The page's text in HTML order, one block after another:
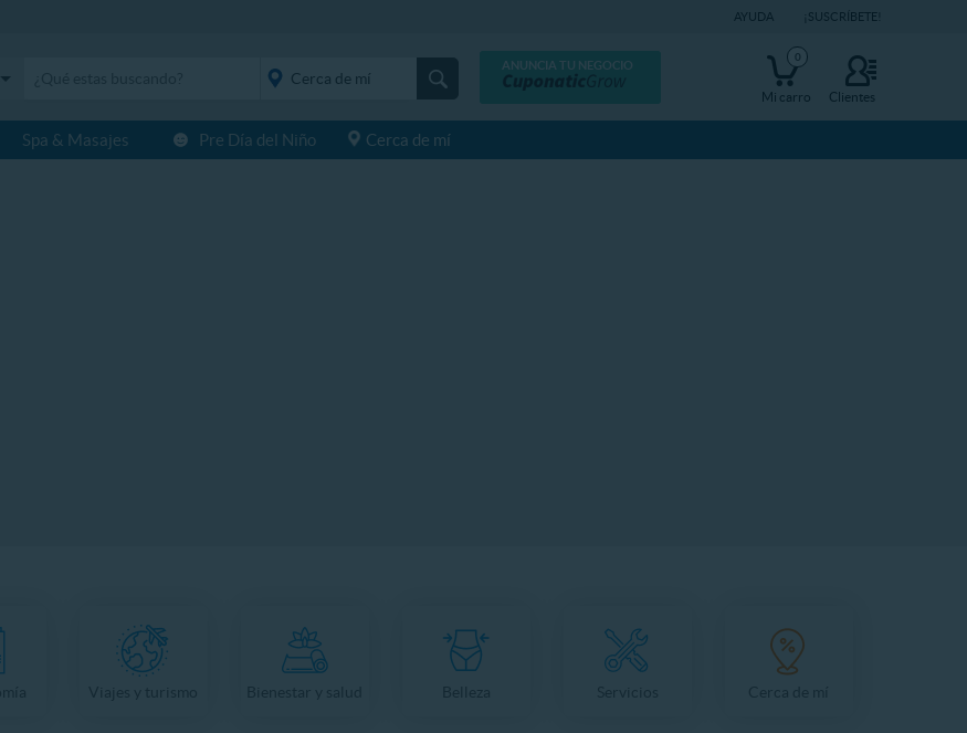
AYUDA ¡SUSCRÍBETE!
ANUNCIA TU NEGOCIO
Clientes
placeholder="Todo el
0
Mi carro
Spa & Masajes Pre Día del Niño Cerca de mí